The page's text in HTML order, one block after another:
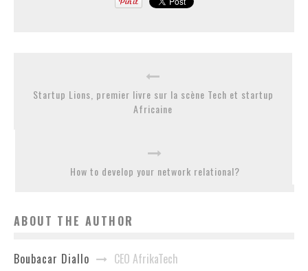
Startup Lions, premier livre sur la scène Tech et startup
Africaine
How to develop your network relational?
ABOUT THE AUTHOR
Boubacar Diallo CEO AfrikaTech